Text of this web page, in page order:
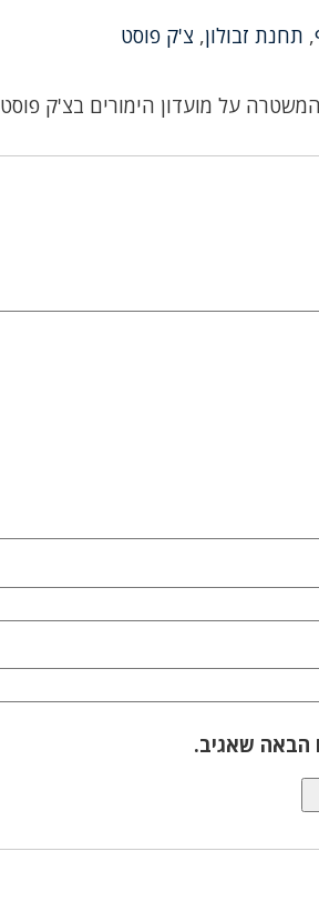
, תחנת זבולון, צ'ק פוסט
על מועדון הימורים בצ'ק פוסט
הבאה שאגיב.